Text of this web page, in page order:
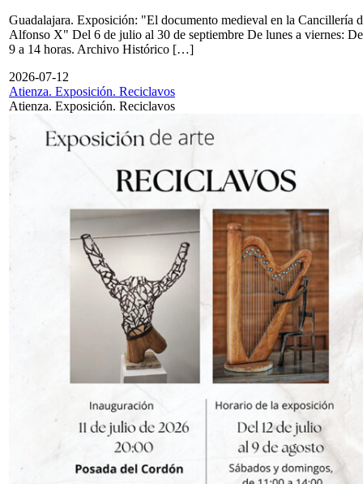
Guadalajara. Exposición: "El documento medieval en la Cancillería
Alfonso X" Del 6 de julio al 30 de septiembre De lunes a viernes: De
9 a 14 horas. Archivo Histórico […]
2026-07-12
Atienza. Exposición. Reciclavos
Atienza. Exposición. Reciclavos